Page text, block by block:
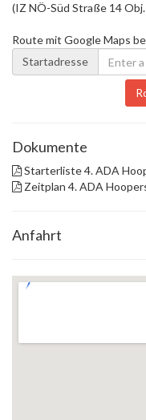
(IZ NÖ-Süd Straße 14
Route mit Google Maps
Startadresse
Dokumente
Starterliste 4. ADA
Zeitplan 4. ADA
Anfahrt